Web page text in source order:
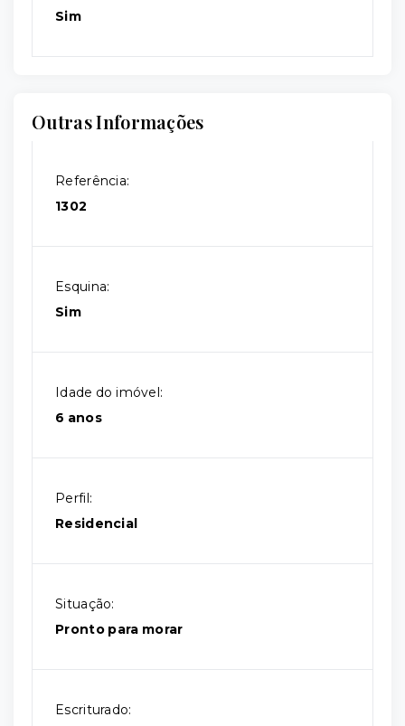
Sim
Outras Informações
Referência:
1302
Esquina:
Sim
Idade do imóvel:
6 anos
Perfil:
Residencial
Situação:
Pronto para morar
Escriturado: